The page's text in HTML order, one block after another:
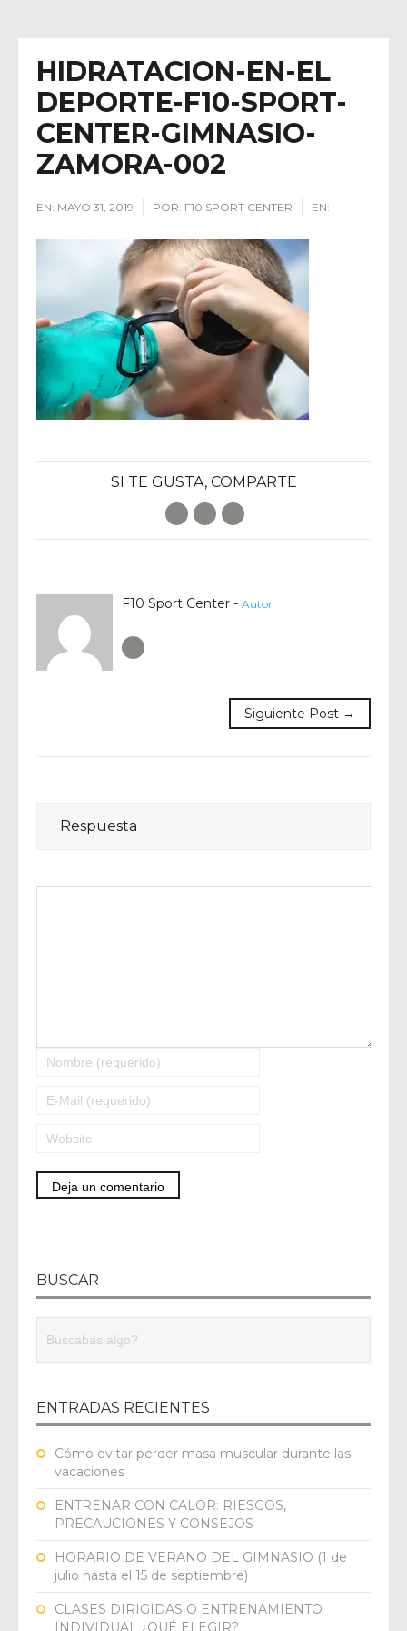
HIDRATACION-EN-EL
DEPORTE-F10-SPORT-
CENTER-GIMNASIO-
ZAMORA-002
EN: MAYO 31, 2019 POR: F10 SPORT CENTER EN:
SI TE GUSTA, COMPARTE
Facebook
TwitterE-Mail
F10 Sport Center - Autor
Siguiente Post →
Respuesta
BUSCAR
ENTRADAS RECIENTES
Cómo evitar perder masa muscular durante las
vacaciones
ENTRENAR CON CALOR: RIESGOS,
PRECAUCIONES Y CONSEJOS
HORARIO DE VERANO DEL GIMNASIO (1 de
julio hasta el 15 de septiembre)
CLASES DIRIGIDAS O ENTRENAMIENTO
INDIVIDUAL ¿QUÉ ELEGIR?